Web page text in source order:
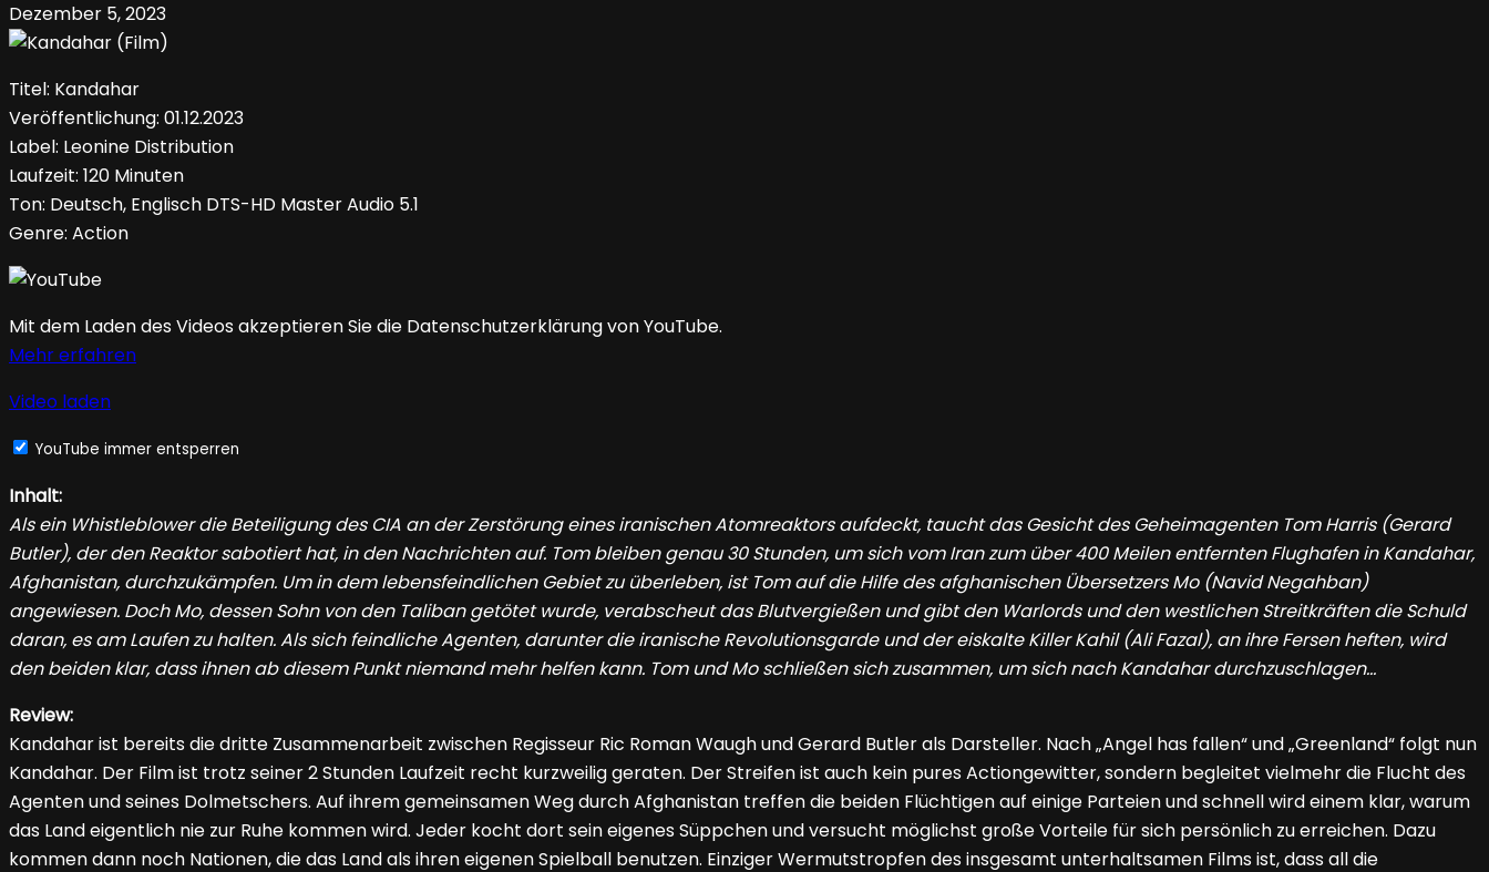
Dezember 5, 2023
Titel: Kandahar
Veröffentlichung: 01.12.2023
Label: Leonine Distribution
Laufzeit: 120 Minuten
Ton: Deutsch, Englisch DTS-HD Master Audio 5.1
Genre: Action
Mit dem Laden des Videos akzeptieren Sie die Datenschutzerklärung von YouTube.
Mehr erfahren
Video laden
YouTube immer entsperren
Inhalt:
Als ein Whistleblower die Beteiligung des CIA an der Zerstörung eines iranischen Atomreaktors aufdeckt, taucht das Gesicht des Geheimagenten Tom Harris (Gerard
Butler), der den Reaktor sabotiert hat, in den Nachrichten auf. Tom bleiben genau 30 Stunden, um sich vom Iran zum über 400 Meilen entfernten Flughafen in Kandahar,
Afghanistan, durchzukämpfen. Um in dem lebensfeindlichen Gebiet zu überleben, ist Tom auf die Hilfe des afghanischen Übersetzers Mo (Navid Negahban)
angewiesen. Doch Mo, dessen Sohn von den Taliban getötet wurde, verabscheut das Blutvergießen und gibt den Warlords und den westlichen Streitkräften die Schuld
daran, es am Laufen zu halten. Als sich feindliche Agenten, darunter die iranische Revolutionsgarde und der eiskalte Killer Kahil (Ali Fazal), an ihre Fersen heften, wird
den beiden klar, dass ihnen ab diesem Punkt niemand mehr helfen kann. Tom und Mo schließen sich zusammen, um sich nach Kandahar durchzuschlagen…
Review:
Kandahar ist bereits die dritte Zusammenarbeit zwischen Regisseur Ric Roman Waugh und Gerard Butler als Darsteller. Nach „Angel has fallen“ und „Greenland“ folgt nun
Kandahar. Der Film ist trotz seiner 2 Stunden Laufzeit recht kurzweilig geraten. Der Streifen ist auch kein pures Actiongewitter, sondern begleitet vielmehr die Flucht des
Agenten und seines Dolmetschers. Auf ihrem gemeinsamen Weg durch Afghanistan treffen die beiden Flüchtigen auf einige Parteien und schnell wird einem klar, warum
das Land eigentlich nie zur Ruhe kommen wird. Jeder kocht dort sein eigenes Süppchen und versucht möglichst große Vorteile für sich persönlich zu erreichen. Dazu
kommen dann noch Nationen, die das Land als ihren eigenen Spielball benutzen. Einziger Wermutstropfen des insgesamt unterhaltsamen Films ist, dass all die